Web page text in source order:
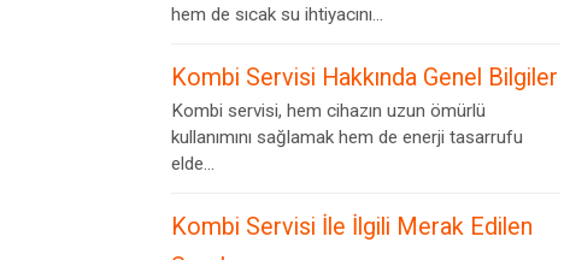
hem de sıcak su ihtiyacını...
Kombi Servisi Hakkında Genel Bilgiler
Kombi servisi, hem cihazın uzun ömürlü
kullanımını sağlamak hem de enerji tasarrufu
elde...
Kombi Servisi İle İlgili Merak Edilen